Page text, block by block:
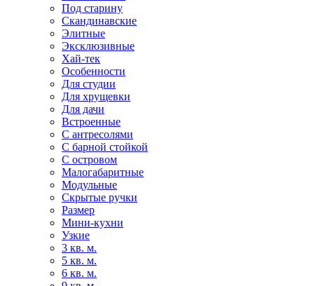
Под старину
Скандинавские
Элитные
Эксклюзивные
Хай-тек
Особенности
Для студии
Для хрущевки
Для дачи
Встроенные
С антресолями
С барной стойкой
С островом
Малогабаритные
Модульные
Скрытые ручки
Размер
Мини-кухни
Узкие
3 кв. м.
5 кв. м.
6 кв. м.